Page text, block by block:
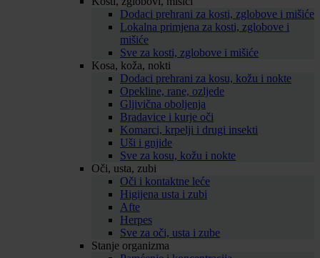
Dodaci prehrani za kosti, zglobove i mišiće
Lokalna primjena za kosti, zglobove i
mišiće
Sve za kosti, zglobove i mišiće
Kosa, koža, nokti
Dodaci prehrani za kosu, kožu i nokte
Opekline, rane, ozljede
Gljivična oboljenja
Bradavice i kurje oči
Komarci, krpelji i drugi insekti
Uši i gnjide
Sve za kosu, kožu i nokte
Oči, usta, zubi
Oči i kontaktne leće
Higijena usta i zubi
Afte
Herpes
Sve za oči, usta i zube
Stanje organizma